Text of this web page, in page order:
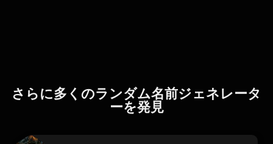
さらに多くのランダム名前ジェネレータ
ーを発見